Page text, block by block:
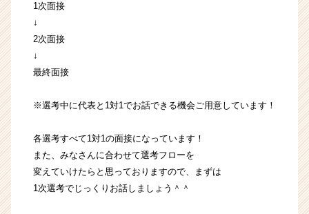
1次面接
↓
2次面接
↓
最終面接
※選考中に代表と1対1でお話できる機会ご用意しています！
各選考すべて1対1の面接になっています！
また、みなさんに合わせて選考フローを
変えていけたらと思っておりますので、まずは
1次選考でじっくりお話しましょう＾＾